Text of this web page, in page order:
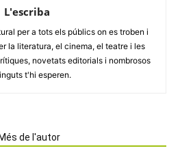
L'escriba
per a tots els públics on es troben i
la literatura, el cinema, el teatre i les
novetats editorials i nombrosos
t'hi esperen.
Més de l'autor